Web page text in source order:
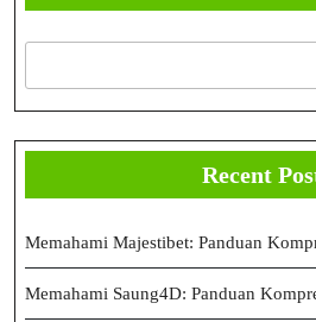
Recent
Memahami Majestibet: Panduan
Memahami Saung4D: Panduan